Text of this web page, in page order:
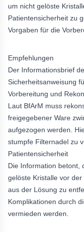
um nicht gelöste
Patientensicherheit zu
Vorgaben für die
Empfehlungen
Der Informationsbrief
Sicherheitsanweisung
Vorbereitung und
Laut BfArM muss
freigegebener Ware
aufgezogen werden.
stumpfe Filternadel zu
Patientensicherheit
Die Information betont,
gelöste Kristalle vor
aus der Lösung zu
Komplikationen durch
vermieden werden.